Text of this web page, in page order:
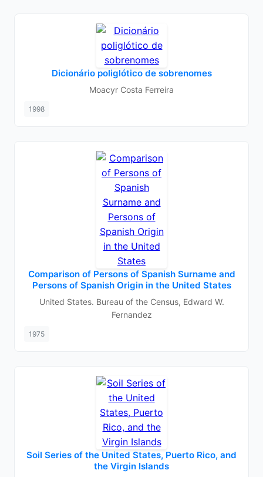
Dicionário poliglótico de sobrenomes
Moacyr Costa Ferreira
1998
Comparison of Persons of Spanish Surname and
Persons of Spanish Origin in the United States
United States. Bureau of the Census, Edward W.
Fernandez
1975
Soil Series of the United States, Puerto Rico, and
the Virgin Islands